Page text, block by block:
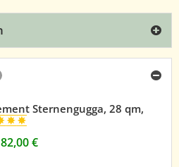
Sternengugga, 28 qm,
82,00 €